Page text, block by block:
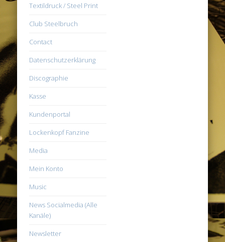
Textildruck / Steel Print
Club Steelbruch
Contact
Datenschutzerklärung
Discographie
Kasse
Kundenportal
Lockenkopf Fanzine
Media
Mein Konto
Music
News Socialmedia (Alle
Kanäle)
Newsletter